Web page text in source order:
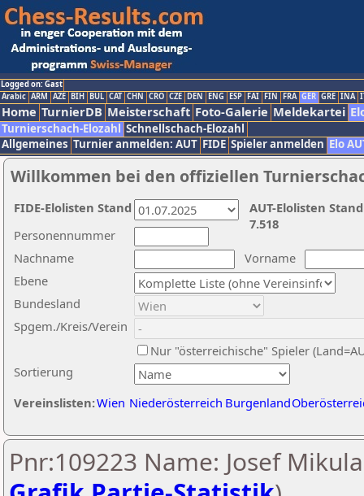
Logged on: Gast
Arabic ARM AZE BIH BUL CAT CHN CRO CZE DEN ENG ESP FAI FIN FRA GER GRE INA
Home TurnierDB Meisterschaft Foto-Galerie Meldekartei
Turnierschach-Elozahl Schnellschach-Elozahl
Allgemeines Turnier anmelden: AUT FIDE Spieler anmelden Elo
Willkommen bei den offiziellen
Nachname
Vorname
Ebene
Sortierung
Personennummer
Bundesland
Spgem./Kreis/Verein
Nur "österreichische" Spieler
Vereinslisten:Wien Niederösterreich Burgenland
AUT-Elolisten
7.518
FIDE-Elolisten Stand
Pnr:109223 Name: Josef